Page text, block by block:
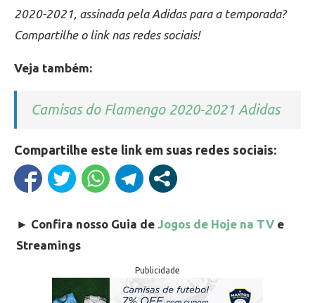
2020-2021, assinada pela Adidas para a temporada?
Compartilhe o link nas redes sociais!
Veja também:
Camisas do Flamengo 2020-2021 Adidas
Compartilhe este link em suas redes sociais:
► Confira nosso Guia de Jogos de Hoje na TV e
Streamings
Publicidade